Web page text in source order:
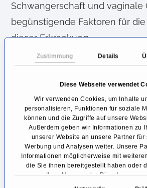
Zustimmung Details
Diese Webseite verwendet
Wir verwenden Cookies, um Inhalte
personalisieren, Funktionen für soziale
können und die Zugriffe auf unsere
Außerdem geben wir Informationen zu
unserer Website an unsere Partner für
Werbung und Analysen weiter. Unsere
Informationen möglicherweise mit
die Sie ihnen bereitgestellt haben oder
Ihrer Nutzung der Dienste
Schwangerschaft und vaginale
begünstigende Faktoren für
dieser Erkrankung.
Die Schweregrade der
Diese Form der
ihres Auftretens in 3
werden.
BeiGrad 1der
zu Urinverlust bei schneller